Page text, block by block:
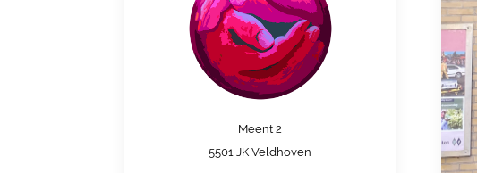
Meent 2
5501 JK Veldhoven